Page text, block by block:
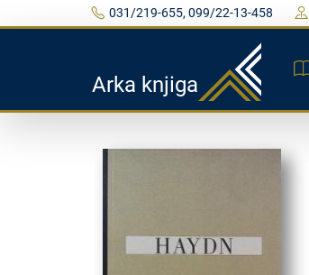
031/219-655, 099/22-13-458
Arka knjiga